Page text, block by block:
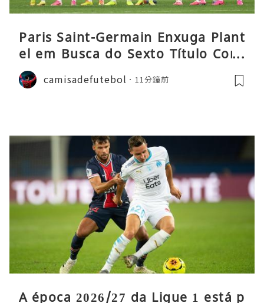
Paris Saint-Germain Enxuga Plant
el em Busca do Sexto Título Cons
ecutivo da Liga
camisadefutebol 11分鐘前
A época 2026/27 da Ligue 1 está p